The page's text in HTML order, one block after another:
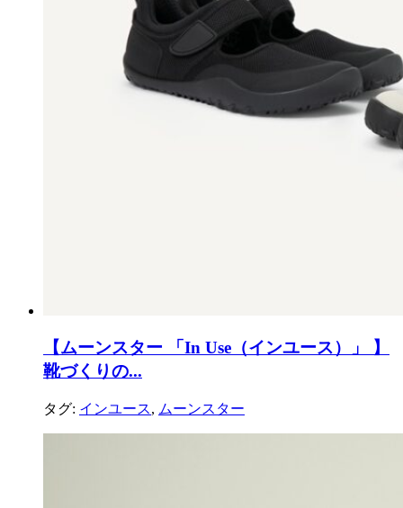
【ムーンスター 「In Use（インユース）」 】
靴づくりの...
タグ: インユース, ムーンスター